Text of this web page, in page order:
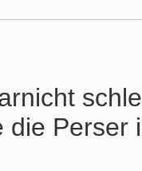
die